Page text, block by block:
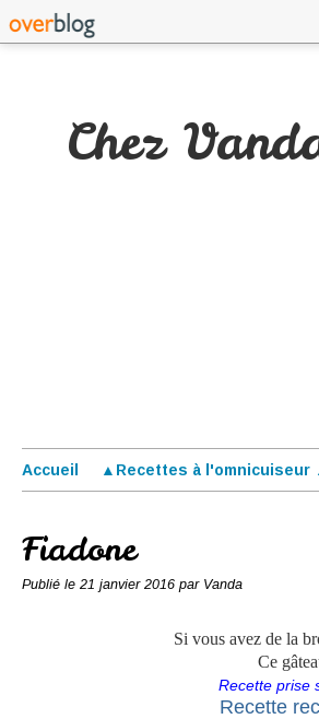
Chez
Accueil ▲Recettes à l'omnicuiseur
Fiadone
Publié le 21 janvier 2016 par Vanda
Si vous avez de la
Ce
Recette prise
Recette